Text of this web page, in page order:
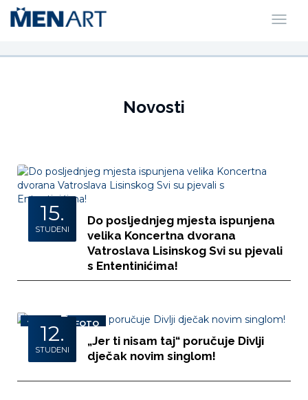
Novosti
15.
STUDENI
Do posljednjeg mjesta ispunjena
velika Koncertna dvorana
Vatroslava Lisinskog Svi su pjevali
s Ententinićima!
VIDEO FOTO
12.
STUDENI
„Jer ti nisam taj“ poručuje Divlji
dječak novim singlom!